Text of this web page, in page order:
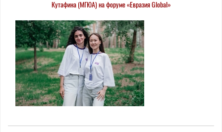
Кутафина (МГЮА) на форуме «Евразия Global»